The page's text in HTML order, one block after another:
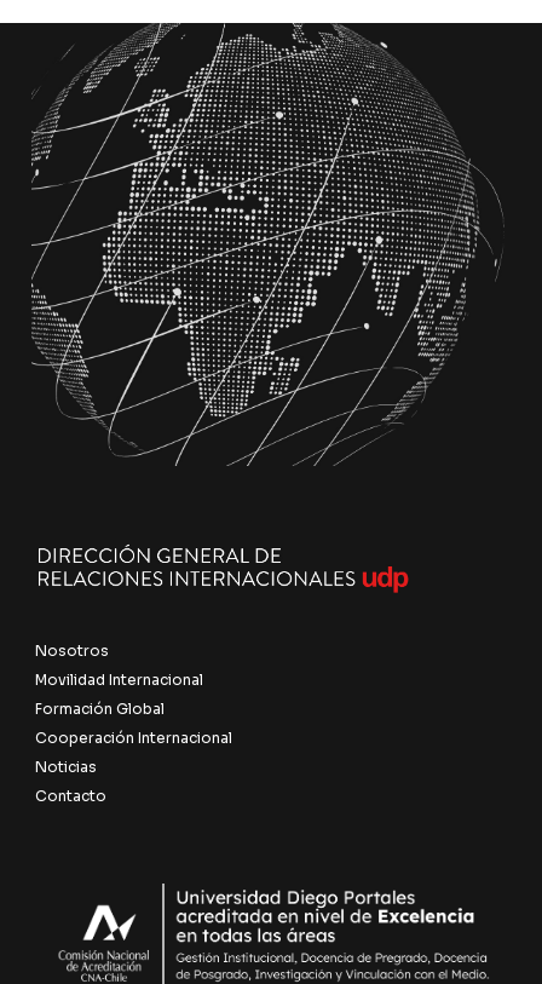
Nosotros
Movilidad Internacional
Formación Global
Cooperación Internacional
Noticias
Contacto